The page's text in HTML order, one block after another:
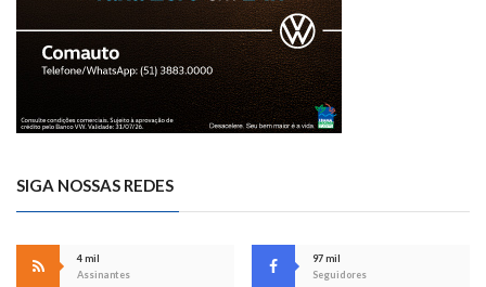
SIGA NOSSAS REDES
4 mil
Assinantes
97 mil
Seguidores